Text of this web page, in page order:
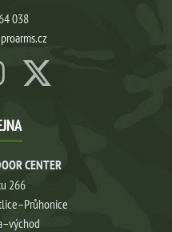
038
CENTER
266